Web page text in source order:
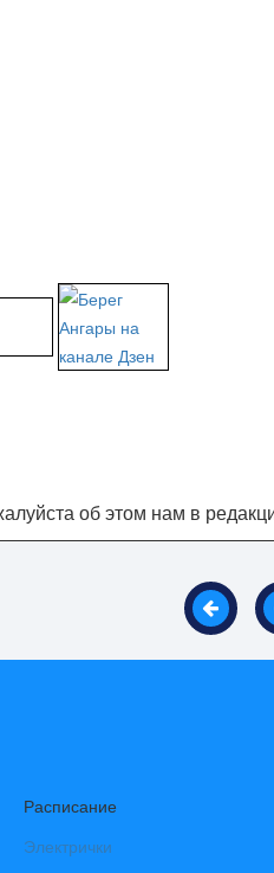
об этом нам в
Расписание
Электрички